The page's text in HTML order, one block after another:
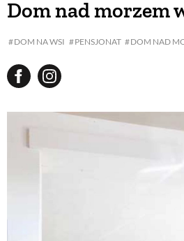
Dom nad morzem
DOM NA WSI PENSJONAT DOM NAD
BUDUJEMY
WARZYWA I